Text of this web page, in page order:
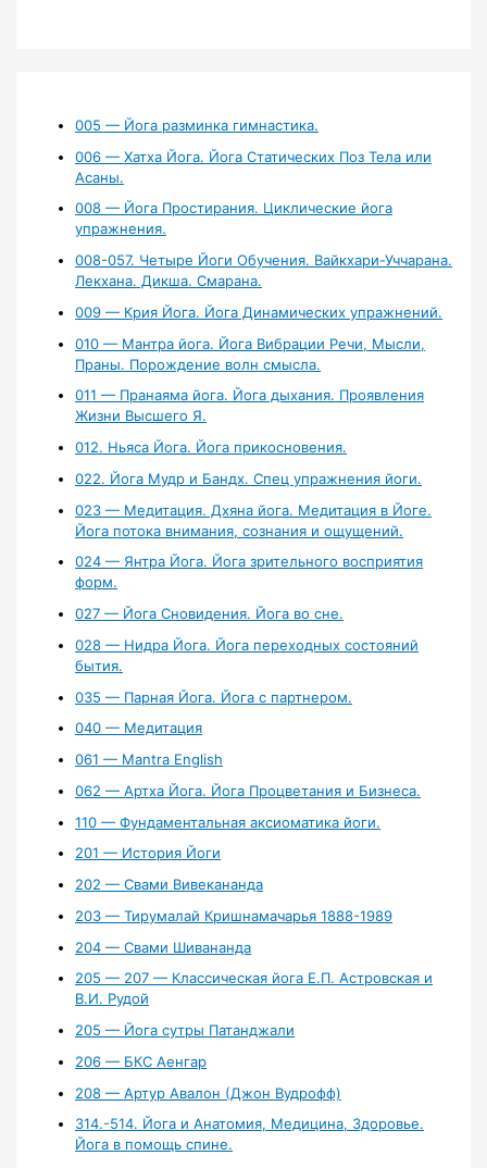
005 — Йога разминка гимнастика.
006 — Хатха Йога. Йога Статических Поз Тела или
Асаны.
008 — Йога Простирания. Циклические йога
упражнения.
008-057. Четыре Йоги Обучения. Вайкхари-Уччарана.
Лекхана. Дикша. Смарана.
009 — Крия Йога. Йога Динамических упражнений.
010 — Мантра йога. Йога Вибрации Речи, Мысли,
Праны. Порождение волн смысла.
011 — Пранаяма йога. Йога дыхания. Проявления
Жизни Высшего Я.
012. Ньяса Йога. Йога прикосновения.
022. Йога Мудр и Бандх. Спец упражнения йоги.
023 — Медитация. Дхяна йога. Медитация в Йоге.
Йога потока внимания, сознания и ощущений.
024 — Янтра Йога. Йога зрительного восприятия
форм.
027 — Йога Сновидения. Йога во сне.
028 — Нидра Йога. Йога переходных состояний
бытия.
035 — Парная Йога. Йога с партнером.
040 — Медитация
061 — Mantra English
062 — Артха Йога. Йога Процветания и Бизнеса.
110 — Фундаментальная аксиоматика йоги.
201 — История Йоги
202 — Свами Вивекананда
203 — Тирумалай Кришнамачарья 1888-1989
204 — Свами Шивананда
205 — 207 — Классическая йога Е.П. Астровская и
В.И. Рудой
205 — Йога сутры Патанджали
206 — БКС Аенгар
208 — Артур Авалон (Джон Вудрофф)
314.-514. Йога и Анатомия, Медицина, Здоровье.
Йога в помощь спине.